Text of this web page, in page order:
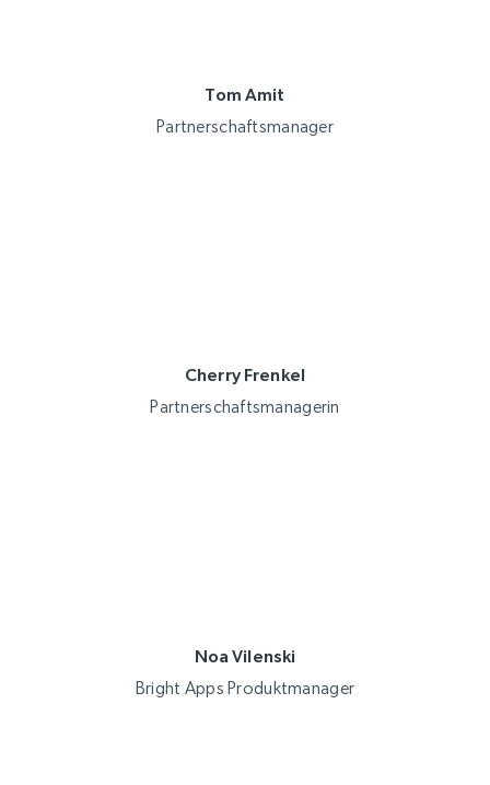
Tom Amit
Partnerschaftsmanager
Cherry Frenkel
Partnerschaftsmanagerin
Noa Vilenski
Bright Apps Produktmanager